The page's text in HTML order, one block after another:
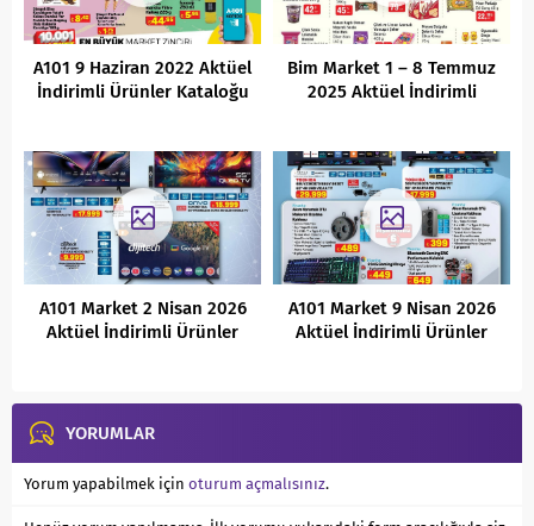
A101 9 Haziran 2022 Aktüel
İndirimli Ürünler Kataloğu
Bim Market 1 – 8 Temmuz
2025 Aktüel İndirimli
A101 Market 2 Nisan 2026
Aktüel İndirimli Ürünler
A101 Market 9 Nisan 2026
Aktüel İndirimli Ürünler
YORUMLAR
Yorum yapabilmek için oturum açmalısınız.